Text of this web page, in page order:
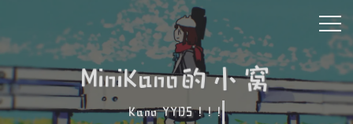
MiniKano的小窝
Kano YYDS ! ! !